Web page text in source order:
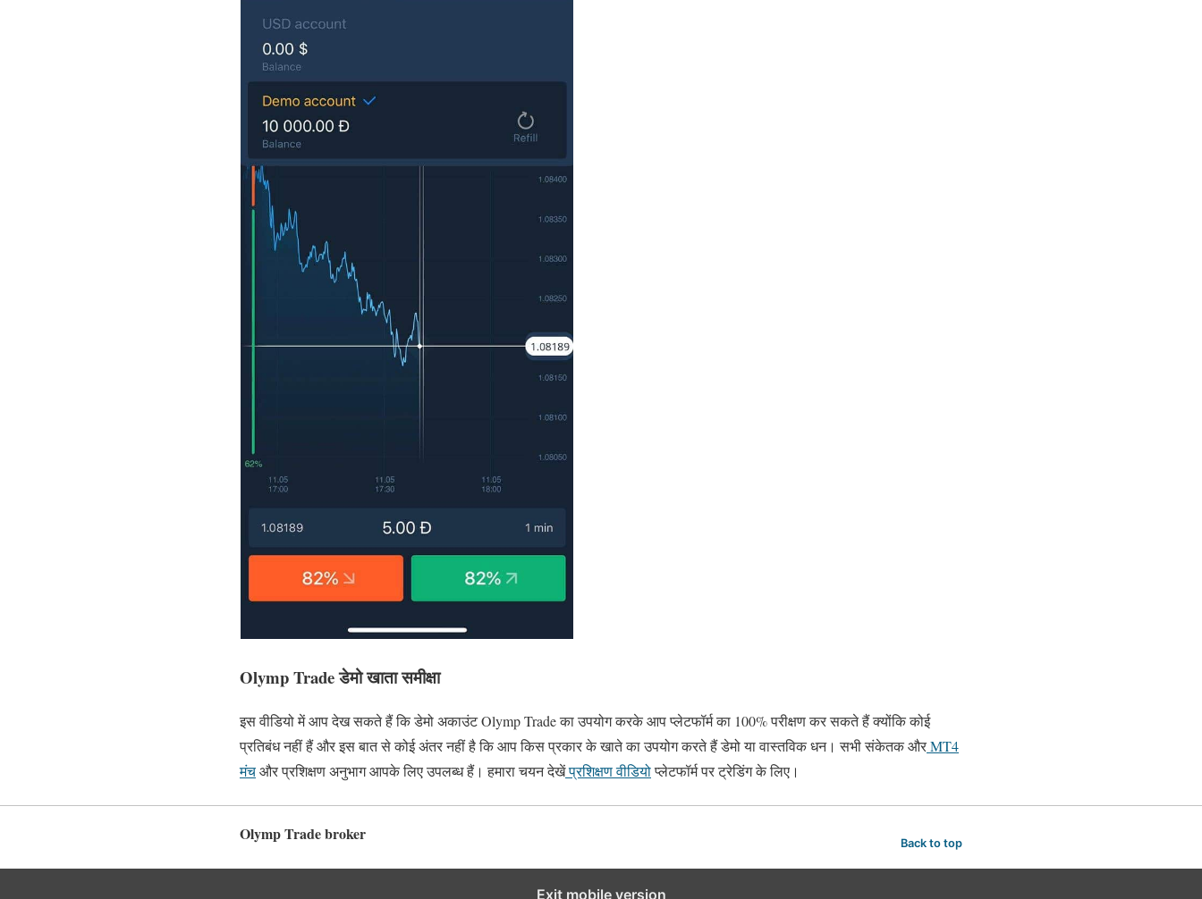
Olymp Trade डेमो खाता समीक्षा
इस वीडियो में आप देख सकते हैं कि डेमो अकाउंट Olymp Trade का उपयोग करके आप प्लेटफॉर्म का 100% परीक्षण कर सकते हैं क्योंकि कोई
प्रतिबंध नहीं हैं और इस बात से कोई अंतर नहीं है कि आप किस प्रकार के खाते का उपयोग करते हैं डेमो या वास्तविक धन। सभी संकेतक औरMT4
मंचऔर प्रशिक्षण अनुभाग आपके लिए उपलब्ध हैं। हमारा चयन देखेंप्रशिक्षण वीडियोप्लेटफॉर्म पर ट्रेडिंग के लिए।
Olymp Trade broker Back to top
Exit mobile version